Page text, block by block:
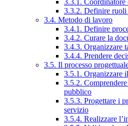
3.3.2. Definire ruoli
3.4. Metodo di lavoro
3.4.1. Definire
3.4.2. Curare la
3.4.3. Organizzare
3.4.4. Prendere
3.5. Il processo
3.5.1. Organizzare
3.5.2.
pubblico
3.5.3. Progettare i
servizio
3.5.4. Realizzare